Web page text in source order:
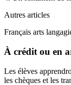
Autres articles
Français arts
À crédit ou en
Les élèves
les chèques et les